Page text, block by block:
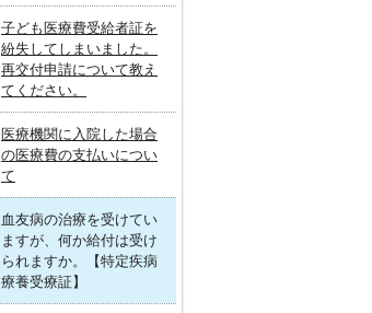
子ども医療費受給者証を
紛失してしまいました。
再交付申請について教え
てください。
医療機関に入院した場合
の医療費の支払いについ
て
血友病の治療を受けてい
ますが、何か給付は受け
られますか。【特定疾病
療養受療証】